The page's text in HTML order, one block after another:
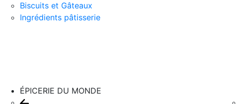
Biscuits et Gâteaux
Ingrédients pâtisserie
ÉPICERIE DU MONDE